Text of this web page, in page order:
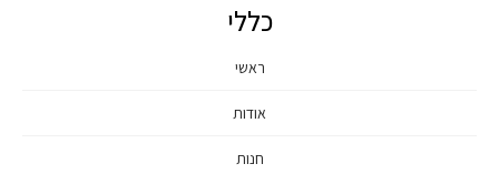
כללי
ראשי
אודות
חנות